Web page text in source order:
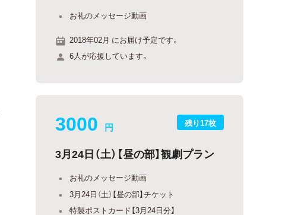
お礼のメッセージ動画
2018年02月 にお届け予定です。
6人が応援しています。
残り17枚
3000 円
3月24日（土）【昼の部】観劇プラン
お礼のメッセージ動画
3月24日（土）【昼の部】チケット
特製ポストカード【3月24日分】